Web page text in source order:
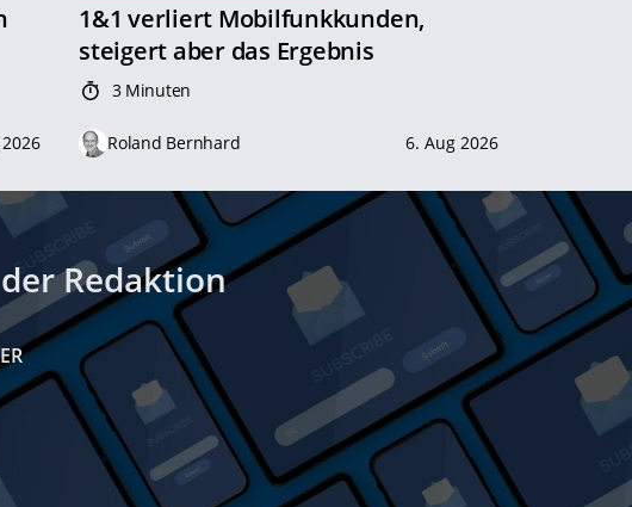
1&1 verliert Mobilfunkkunden,
steigert aber das Ergebnis
3 Minuten
Roland Bernhard 6. Aug 2026
Redaktion